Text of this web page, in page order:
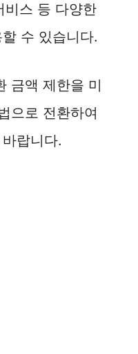
비스 등 다양한
수 있습니다.
금액 제한을 미
으로 전환하여
랍니다.